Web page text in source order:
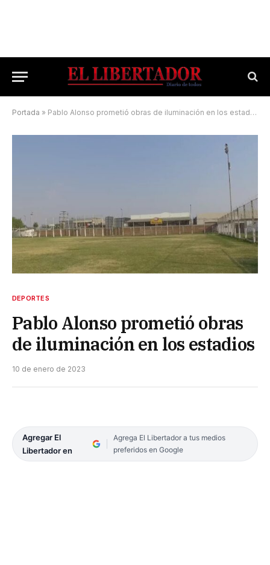
Portada » Pablo Alonso prometió obras de iluminación en los estadios
DEPORTES
Pablo Alonso prometió obras
de iluminación en los estadios
10 de enero de 2023
Agregar El
Libertador en
Agrega El Libertador a tus medios
preferidos en Google